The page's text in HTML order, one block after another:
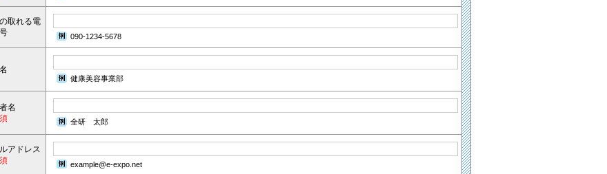
取れる電
090-1234-5678
健康美容事業部
名
全研 太郎
アドレス
example@e-expo.net